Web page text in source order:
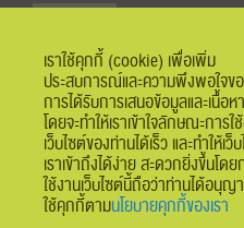
AIS Call Center ค้นหาศูนย์บริการ
© 2018 ADVANCED INFO
เราใช้คุกกี้ (cookie) เพื่อเพิ่ม
ประสบการณ์และความพึงพอใจข
การได้รับการเสนอข้อมูลและเนื้อ
โดยจะทำให้เราเข้าใจลักษณะการใ
เว็บไซต์ของท่านได้เร็ว และทำให้เว็
เราเข้าถึงได้ง่าย สะดวกยิ่งขึ้นโดย
ใช้งานเว็บไซต์นี้ถือว่าท่านได้อนุญา
ใช้คุกกี้ตามนโยบายคุกกี้ของเรา